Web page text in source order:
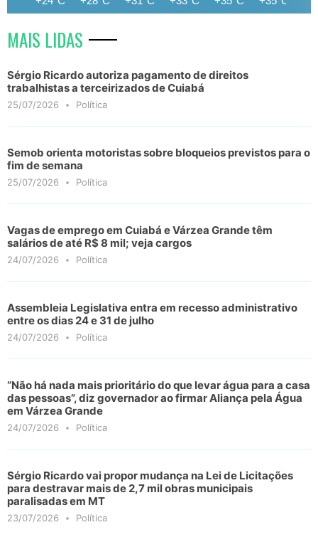
MAIS LIDAS
Sérgio Ricardo autoriza pagamento de direitos
trabalhistas a terceirizados de Cuiabá
25/07/2026 Política
Semob orienta motoristas sobre bloqueios previstos para o
fim de semana
25/07/2026 Política
Vagas de emprego em Cuiabá e Várzea Grande têm
salários de até R$ 8 mil; veja cargos
24/07/2026 Política
Assembleia Legislativa entra em recesso administrativo
entre os dias 24 e 31 de julho
24/07/2026 Política
“Não há nada mais prioritário do que levar água para a casa
das pessoas”, diz governador ao firmar Aliança pela Água
em Várzea Grande
24/07/2026 Política
Sérgio Ricardo vai propor mudança na Lei de Licitações
para destravar mais de 2,7 mil obras municipais
paralisadas em MT
23/07/2026 Política